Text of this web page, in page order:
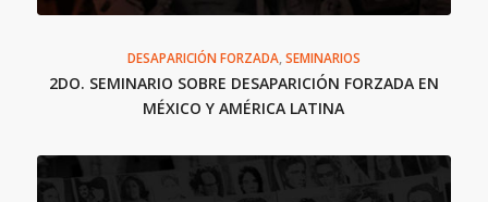
DESAPARICIÓN FORZADA,SEMINARIOS
2DO. SEMINARIO SOBRE DESAPARICIÓN FORZADA EN
MÉXICO Y AMÉRICA LATINA